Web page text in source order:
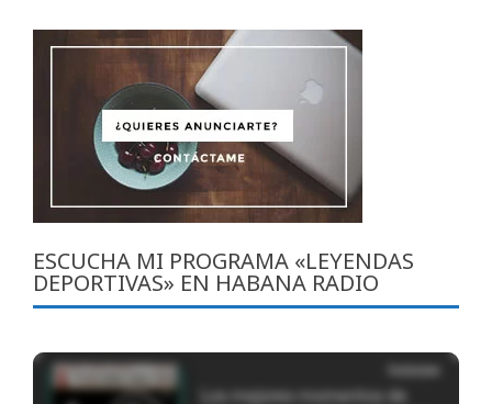
ESCUCHA MI PROGRAMA «LEYENDAS
DEPORTIVAS» EN HABANA RADIO